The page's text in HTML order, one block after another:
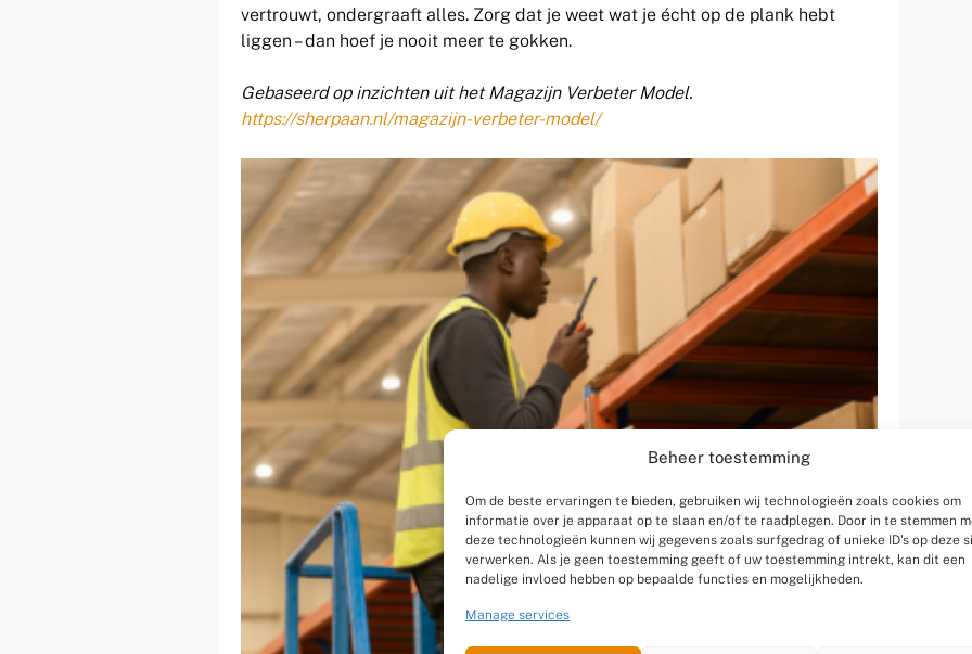
Beheer toestemming
Om de beste ervaringen te bieden, gebruiken wij technologieën zoals cookies om
informatie over je apparaat op te slaan en/of te raadplegen. Door in te stemmen
deze technologieën kunnen wij gegevens zoals surfgedrag of unieke ID's op deze
verwerken. Als je geen toestemming geeft of uw toestemming intrekt, kan dit een
nadelige invloed hebben op bepaalde functies en mogelijkheden.
Manage services
vertrouwt, ondergraaft alles. Zorg dat je weet wat je écht op de plank hebt
liggen – dan hoef je nooit meer te gokken.
Gebaseerd op inzichten uit het Magazijn Verbeter Model.
https://sherpaan.nl/magazijn-verbeter-model/